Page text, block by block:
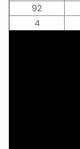
92
4